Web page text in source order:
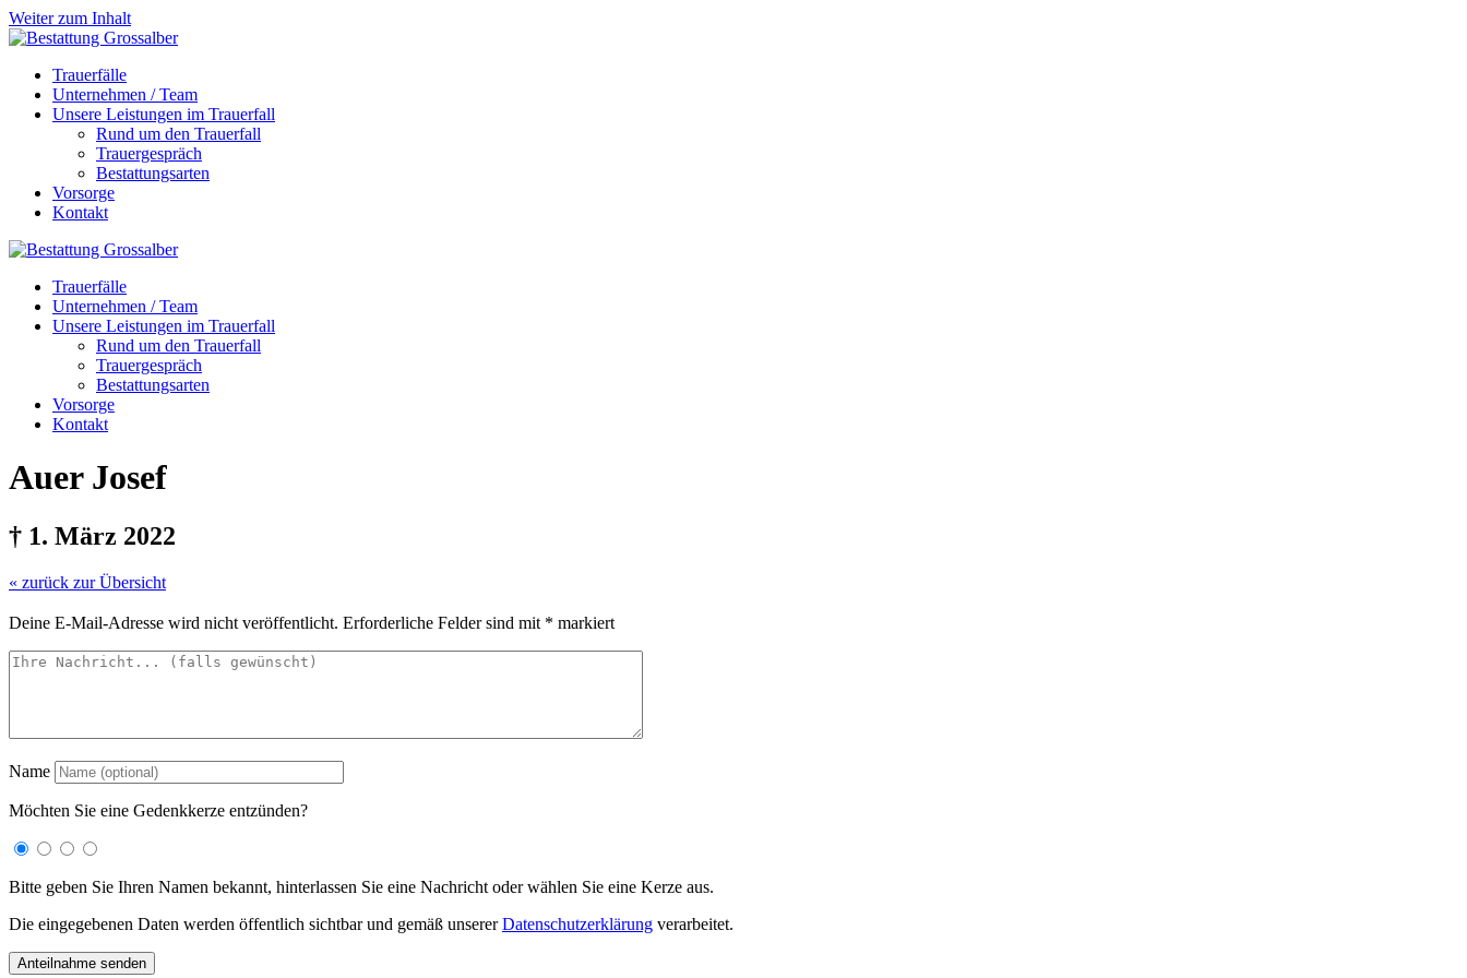
Weiter zum Inhalt
Trauerfälle
Unternehmen / Team
Unsere Leistungen im Trauerfall
Rund um den Trauerfall
Trauergespräch
Bestattungsarten
Vorsorge
Kontakt
Trauerfälle
Unternehmen / Team
Unsere Leistungen im Trauerfall
Rund um den Trauerfall
Trauergespräch
Bestattungsarten
Vorsorge
Kontakt
Auer Josef
† 1. März 2022
« zurück zur Übersicht
Deine E-Mail-Adresse wird nicht veröffentlicht. Erforderliche Felder sind mit * markiert
Name
Möchten Sie eine Gedenkkerze entzünden?
Bitte geben Sie Ihren Namen bekannt, hinterlassen Sie eine Nachricht oder wählen Sie eine Kerze aus.
Die eingegebenen Daten werden öffentlich sichtbar und gemäß unsererDatenschutzerklärung verarbeitet.